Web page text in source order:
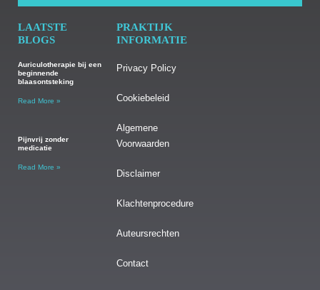
LAATSTE
BLOGS
Auriculotherapie bij een
beginnende
blaasontsteking
Read More »
Pijnvrij zonder
medicatie
Read More »
PRAKTIJK
INFORMATIE
Privacy Policy
Cookiebeleid
Algemene
Voorwaarden
Disclaimer
Klachtenprocedure
Auteursrechten
Contact